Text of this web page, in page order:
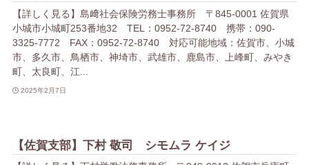
【詳しく見る】島﨑社会保険労務士事務所 〒845-0001 佐賀県
小城市小城町253番地32 TEL：0952-72-8740 携帯：090-
3325-7772 FAX：0952-72-8740 対応可能地域：佐賀市、小城
市、多久市、鳥栖市、神埼市、武雄市、鹿島市、上峰町、みやき
町、太良町、江...
2025年2月7日
【佐賀支部】下村 敬司 シモムラ ケイジ